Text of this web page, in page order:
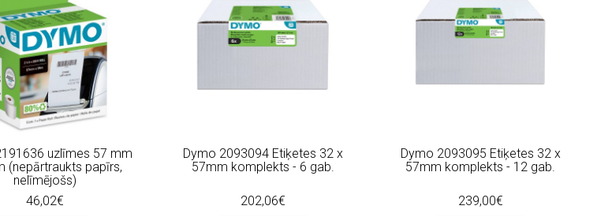
uzlīmes 57 mm
(nepārtraukts papīrs,
nelīmējošs)
46,02€
Dymo 2093094 Etiķetes 32 x
57mm komplekts - 6 gab.
202,06€
Dymo 2093095 Etiķetes 32 x
57mm komplekts - 12 gab.
239,00€